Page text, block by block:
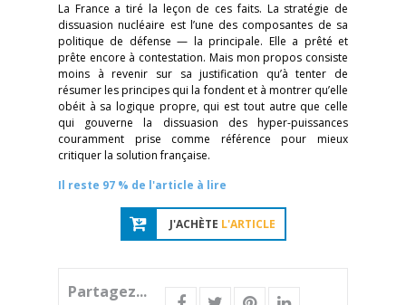
La France a tiré la leçon de ces faits. La stratégie de
dissuasion nucléaire est l’une des composantes de sa
politique de défense — la principale. Elle a prêté et
prête encore à contestation. Mais mon propos consiste
moins à revenir sur sa justification qu’à tenter de
résumer les principes qui la fondent et à montrer qu’elle
obéit à sa logique propre, qui est tout autre que celle
qui gouverne la dissuasion des hyper-puissances
couramment prise comme référence pour mieux
critiquer la solution française.
Il reste 97 % de l'article à lire
J'ACHÈTE L'ARTICLE
Partagez...